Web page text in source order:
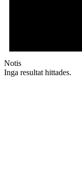
Notis
Inga resultat hittades.